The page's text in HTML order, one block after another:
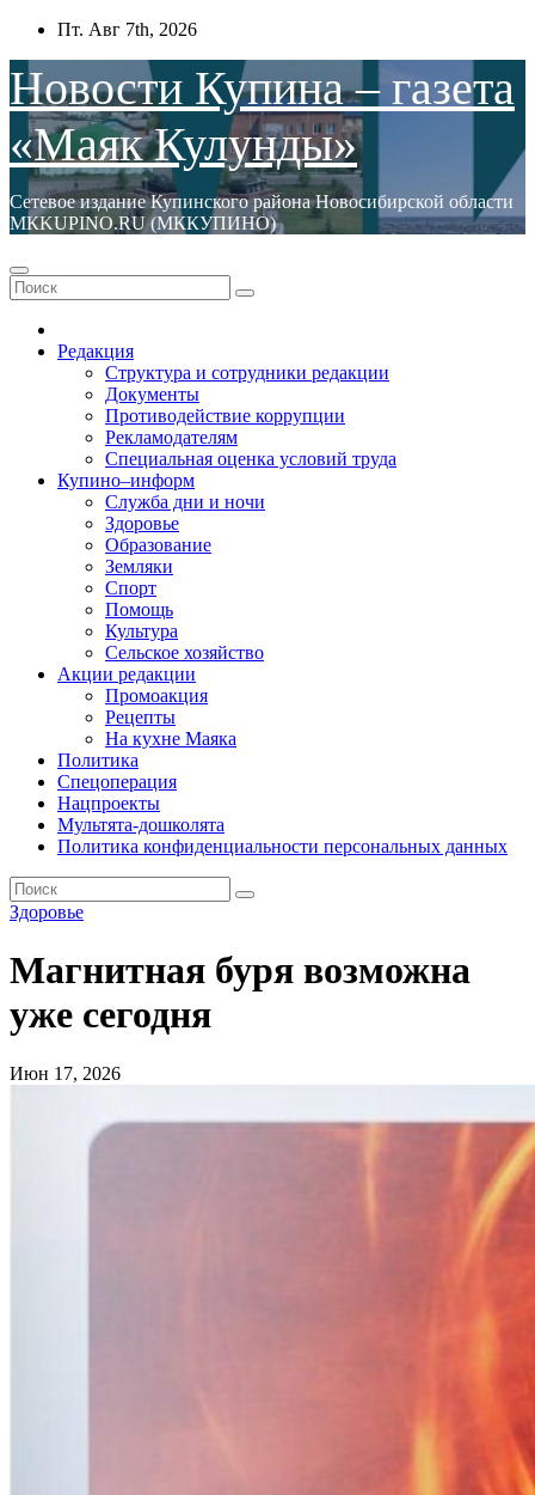
Перейти
содержимому
Пт. Авг 7th, 2026
Новости Купина – газета
«Маяк Кулунды»
Сетевое издание Купинского района Новосибирской области
МКKUPINO.RU (МККУПИНО)
Редакция
Структура и сотрудники редакции
Документы
Противодействие коррупции
Рекламодателям
Специальная оценка условий труда
Купино–информ
Служба дни и ночи
Здоровье
Образование
Земляки
Спорт
Помощь
Культура
Сельское хозяйство
Акции редакции
Промоакция
Рецепты
На кухне Маяка
Политика
Спецоперация
Нацпроекты
Мультята-дошколята
Политика конфиденциальности персональных данных
Здоровье
Магнитная буря возможна
уже сегодня
Июн 17, 2026